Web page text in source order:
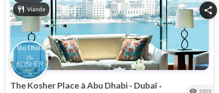
restaurant Viande share
The Kosher Place à Abu Dhabi - Dubaï •
visibility 2323